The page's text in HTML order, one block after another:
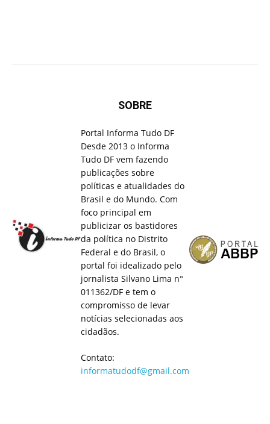
SOBRE
Portal Informa Tudo DF
Desde 2013 o Informa
Tudo DF vem fazendo
publicações sobre
políticas e atualidades do
Brasil e do Mundo. Com
foco principal em
publicizar os bastidores
da política no Distrito
Federal e do Brasil, o
portal foi idealizado pelo
jornalista Silvano Lima n°
011362/DF e tem o
compromisso de levar
notícias selecionadas aos
cidadãos.
Contato:
informatudodf@gmail.com